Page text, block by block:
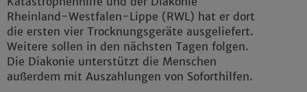
Rheinland-Westfalen-Lippe (RWL) hat er dort
die ersten vier Trocknungsgeräte ausgeliefert.
Weitere sollen in den nächsten Tagen folgen.
Die Diakonie unterstützt die Menschen
außerdem mit Auszahlungen von Soforthilfen.